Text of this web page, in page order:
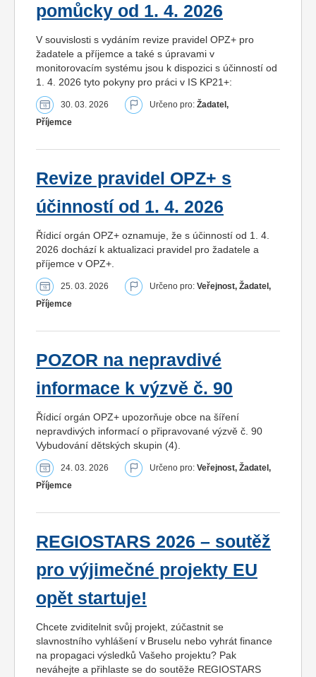
pomůcky od 1. 4. 2026
V souvislosti s vydáním revize pravidel OPZ+ pro
žadatele a příjemce a také s úpravami v
monitorovacím systému jsou k dispozici s účinností od
1. 4. 2026 tyto pokyny pro práci v IS KP21+:
30. 03. 2026 Určeno pro: Žadatel,
Příjemce
Revize pravidel OPZ+ s
účinností od 1. 4. 2026
Řídicí orgán OPZ+ oznamuje, že s účinností od 1. 4.
2026 dochází k aktualizaci pravidel pro žadatele a
příjemce v OPZ+.
25. 03. 2026 Určeno pro: Veřejnost, Žadatel,
Příjemce
POZOR na nepravdivé
informace k výzvě č. 90
Řídicí orgán OPZ+ upozorňuje obce na šíření
nepravdivých informací o připravované výzvě č. 90
Vybudování dětských skupin (4).
24. 03. 2026 Určeno pro: Veřejnost, Žadatel,
Příjemce
REGIOSTARS 2026 – soutěž
pro výjimečné projekty EU
opět startuje!
Chcete zviditelnit svůj projekt, zúčastnit se
slavnostního vyhlášení v Bruselu nebo vyhrát finance
na propagaci výsledků Vašeho projektu? Pak
neváhejte a přihlaste se do soutěže REGIOSTARS